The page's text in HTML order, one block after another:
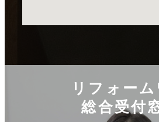
リフォーム
総合受付